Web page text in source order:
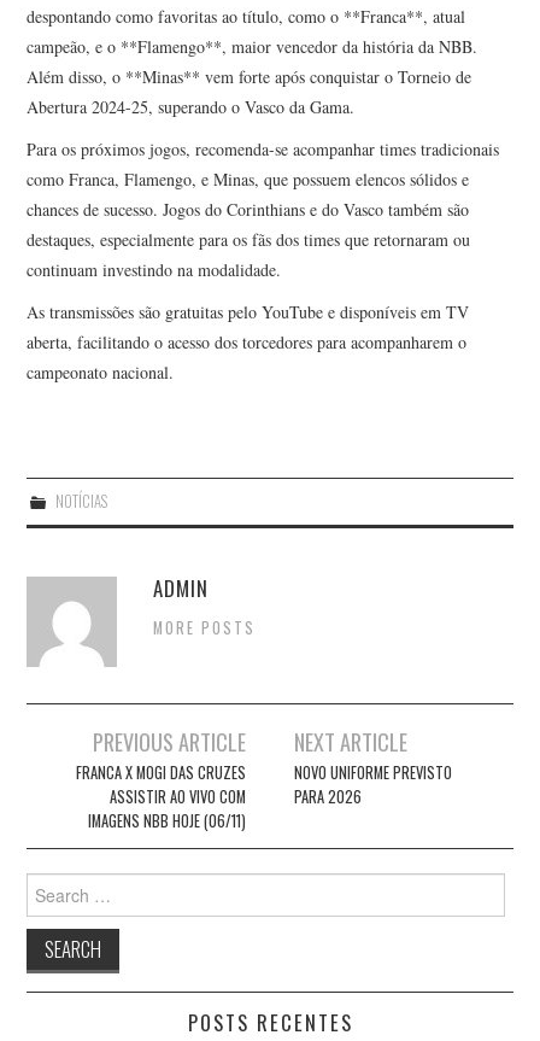
despontando como favoritas ao título, como o **Franca**, atual
campeão, e o **Flamengo**, maior vencedor da história da NBB.
Além disso, o **Minas** vem forte após conquistar o Torneio de
Abertura 2024-25, superando o Vasco da Gama.
Para os próximos jogos, recomenda-se acompanhar times tradicionais
como Franca, Flamengo, e Minas, que possuem elencos sólidos e
chances de sucesso. Jogos do Corinthians e do Vasco também são
destaques, especialmente para os fãs dos times que retornaram ou
continuam investindo na modalidade.
As transmissões são gratuitas pelo YouTube e disponíveis em TV
aberta, facilitando o acesso dos torcedores para acompanharem o
campeonato nacional.
NOTÍCIAS
ADMIN
MORE POSTS
navigation
PREVIOUS ARTICLE
FRANCA X MOGI DAS CRUZES
ASSISTIR AO VIVO COM
IMAGENS NBB HOJE (06/11)
NEXT ARTICLE
NOVO UNIFORME PREVISTO
PARA 2026
Search
for:
POSTS RECENTES